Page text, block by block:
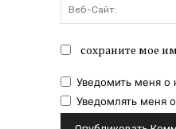
сохраните мое
Уведомить меня о
Уведомлять меня